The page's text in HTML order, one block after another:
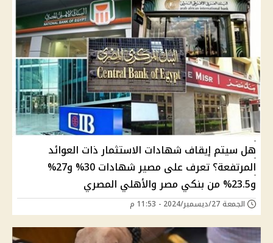
هل سيتم إيقاف شهادات الاستثمار ذات العوائد
المرتفعة؟ تعرف على مصير شهادات 30% و27%
و23.5% من بنكي مصر والأهلي المصري
الجمعة 27/ديسمبر/2024 - 11:53 م